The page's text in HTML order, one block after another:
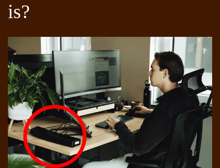
is?